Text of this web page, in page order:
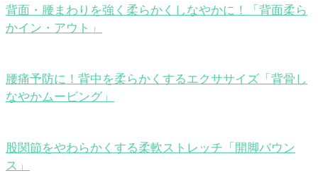
背面・腰まわりを強く柔らかくしなやかに！「背面柔ら
かイン・アウト」
腰痛予防に！背中を柔らかくするエクササイズ「背骨し
なやかムービング」
股関節をやわらかくする柔軟ストレッチ「開脚バウン
ス」